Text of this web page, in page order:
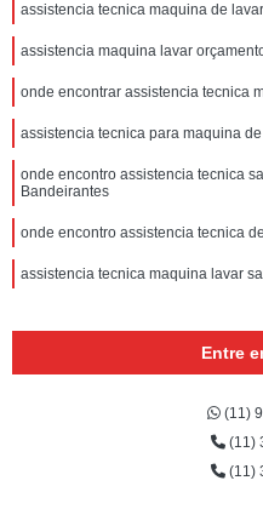
assistencia tecnica maquina de
assistencia maquina lavar
onde encontrar assistencia tecnica
assistencia tecnica para maquina
onde encontro assistencia tecnica
Bandeirantes
onde encontro assistencia tecnica
assistencia tecnica maquina lavar
Entre
(11)
(11)
(11)